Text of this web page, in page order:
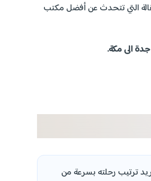
التي تتحدث عن أفضل مكتب
الى مكة.
ترتيب رحلته بسرعة من